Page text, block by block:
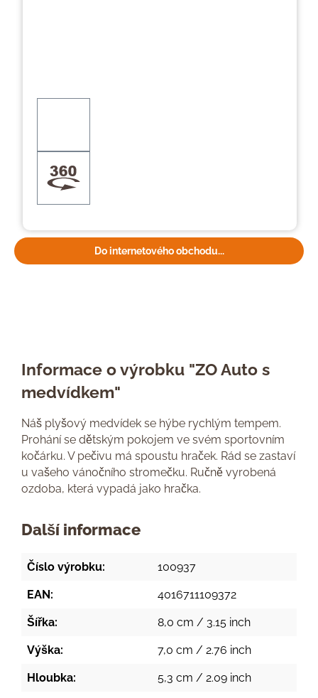
Do internetového obchodu...
Informace o výrobku "ZO Auto s
medvídkem"
Náš plyšový medvídek se hýbe rychlým tempem.
Prohání se dětským pokojem ve svém sportovním
kočárku. V pečivu má spoustu hraček. Rád se zastaví
u vašeho vánočního stromečku. Ručně vyrobená
ozdoba, která vypadá jako hračka.
Další informace
Číslo výrobku: 100937
EAN: 4016711109372
Šířka: 8,0 cm / 3.15 inch
Výška: 7,0 cm / 2.76 inch
Hloubka: 5,3 cm / 2.09 inch